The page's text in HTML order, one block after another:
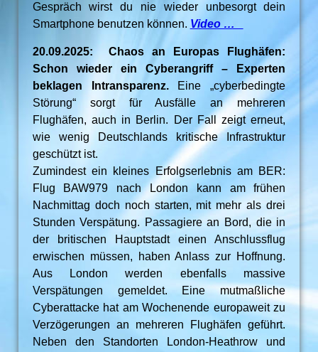
Gespräch wirst du nie wieder unbesorgt dein
Smartphone benutzen können. Video …
20.09.2025: Chaos an Europas Flughäfen:
Schon wieder ein Cyberangriff – Experten
beklagen Intransparenz. Eine „cyberbedingte
Störung“ sorgt für Ausfälle an mehreren
Flughäfen, auch in Berlin. Der Fall zeigt erneut,
wie wenig Deutschlands kritische Infrastruktur
geschützt ist.
Zumindest ein kleines Erfolgserlebnis am BER:
Flug BAW979 nach London kann am frühen
Nachmittag doch noch starten, mit mehr als drei
Stunden Verspätung. Passagiere an Bord, die in
der britischen Hauptstadt einen Anschlussflug
erwischen müssen, haben Anlass zur Hoffnung.
Aus London werden ebenfalls massive
Verspätungen gemeldet. Eine mutmaßliche
Cyberattacke hat am Wochenende europaweit zu
Verzögerungen an mehreren Flughäfen geführt.
Neben den Standorten London-Heathrow und